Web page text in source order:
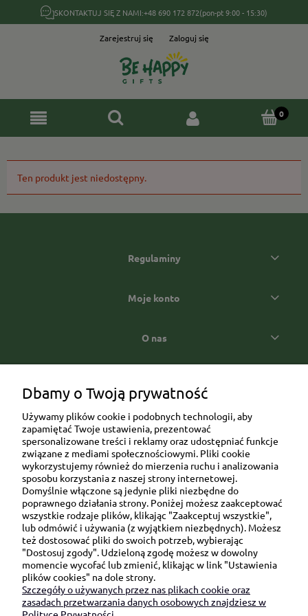
SKONTAKTUJ SIĘ Z NAMI:+48 690 172 872(pon-pt 9:00 - 15:30)
Zarejestruj się Zaloguj się
Ten produkt jest niedostępny.
Regulaminy
Moje konto
O nas
Ul. Brukowa 6/8 lok. 57/58
91-341 Łódź
NIP: 6751510615
SKONTAKTUJ SIĘ Z NAMI:
sklep@be-happygifts.com
+48 690 172 872
Dbamy o Twoją prywatność
Używamy plików cookie i podobnych technologii, aby
zapamiętać Twoje ustawienia, prezentować
spersonalizowane treści i reklamy oraz udostępniać funkcje
związane z mediami społecznościowymi. Pliki cookie
wykorzystujemy również do mierzenia ruchu i analizowania
sposobu korzystania z naszej strony internetowej.
Domyślnie włączone są jedynie pliki niezbędne do
poprawnego działania strony. Poniżej możesz zaakceptować
wszystkie rodzaje plików, klikając "Zaakceptuj wszystkie",
lub odmówić i używania (z wyjątkiem niezbędnych). Możesz
też dostosować pliki do swoich potrzeb, wybierając
"Dostosuj zgody". Udzieloną zgodę możesz w dowolny
momencie wycofać lub zmienić, klikając w link "Ustawienia
plików cookies" na dole strony.
Szczegóły o używanych przez nas plikach cookie oraz
zasadach przetwarzania danych osobowych znajdziesz w